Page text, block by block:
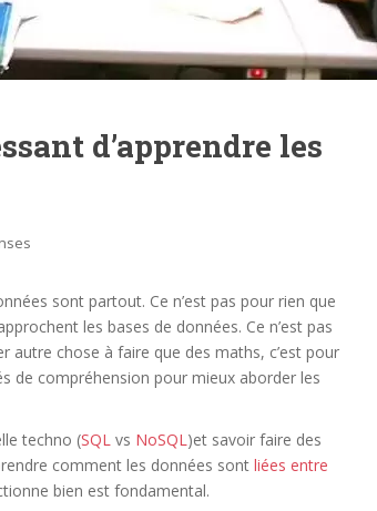
d’apprendre les
sont partout. Ce n’est pas pour rien que
les bases de données. Ce n’est pas
chose à faire que des maths, c’est pour
de compréhension pour mieux aborder les
techno (SQL vs NoSQL)et savoir faire des
comment les données sont liées entre
bien est fondamental.